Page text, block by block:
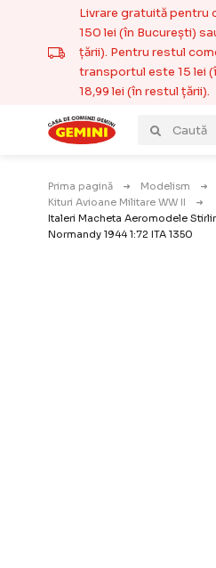
Livrare gratuită pentru
150 lei (în București)
țării). Pentru restul
transportul este 15 lei
18,99 lei (în restul țării).
Prima pagină
Modelism
Kituri Avioane Militare WW II
Italeri Macheta Aeromodele
Normandy 1944 1:72 ITA 1350